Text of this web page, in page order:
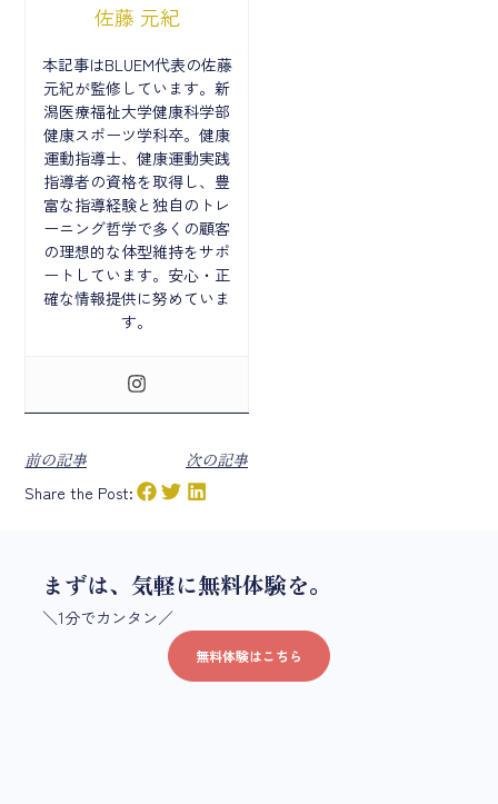
佐藤 元紀
本記事はBLUEM代表の佐藤
元紀が監修しています。新
潟医療福祉大学健康科学部
健康スポーツ学科卒。健康
運動指導士、健康運動実践
指導者の資格を取得し、豊
富な指導経験と独自のトレ
ーニング哲学で多くの顧客
の理想的な体型維持をサポ
ートしています。安心・正
確な情報提供に努めていま
す。
前の記事
次の記事
Share the Post:
まずは、気軽に無料体験を。
＼1分でカンタン／
無料体験はこちら